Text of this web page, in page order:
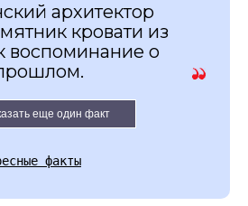
архитектор
кровати из
воспоминание о
еще один факт
факты